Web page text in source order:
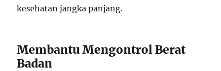
kesehatan jangka panjang.
Membantu Mengontrol Berat
Badan